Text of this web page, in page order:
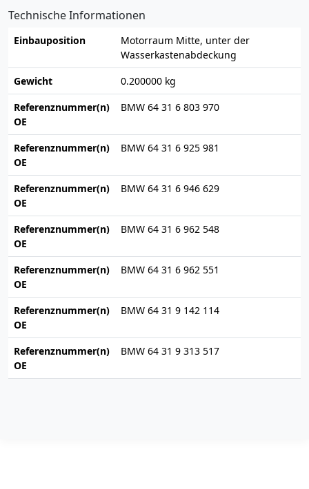
Technische Informationen
Einbauposition
Motorraum Mitte, unter der
Wasserkastenabdeckung
Gewicht
0.200000 kg
Referenznummer(n)
OE
BMW 64 31 6 803 970
Referenznummer(n)
OE
BMW 64 31 6 925 981
Referenznummer(n)
OE
BMW 64 31 6 946 629
Referenznummer(n)
OE
BMW 64 31 6 962 548
Referenznummer(n)
OE
BMW 64 31 6 962 551
Referenznummer(n)
OE
BMW 64 31 9 142 114
Referenznummer(n)
OE
BMW 64 31 9 313 517